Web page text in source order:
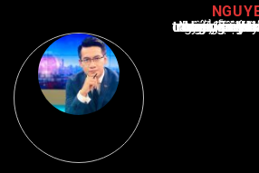
Nguyễn Văn Minh là một trong những chuyên gia hàng đầu về báo cáo tin tức thể thao tại Việt Nam, với hơn 10 năm